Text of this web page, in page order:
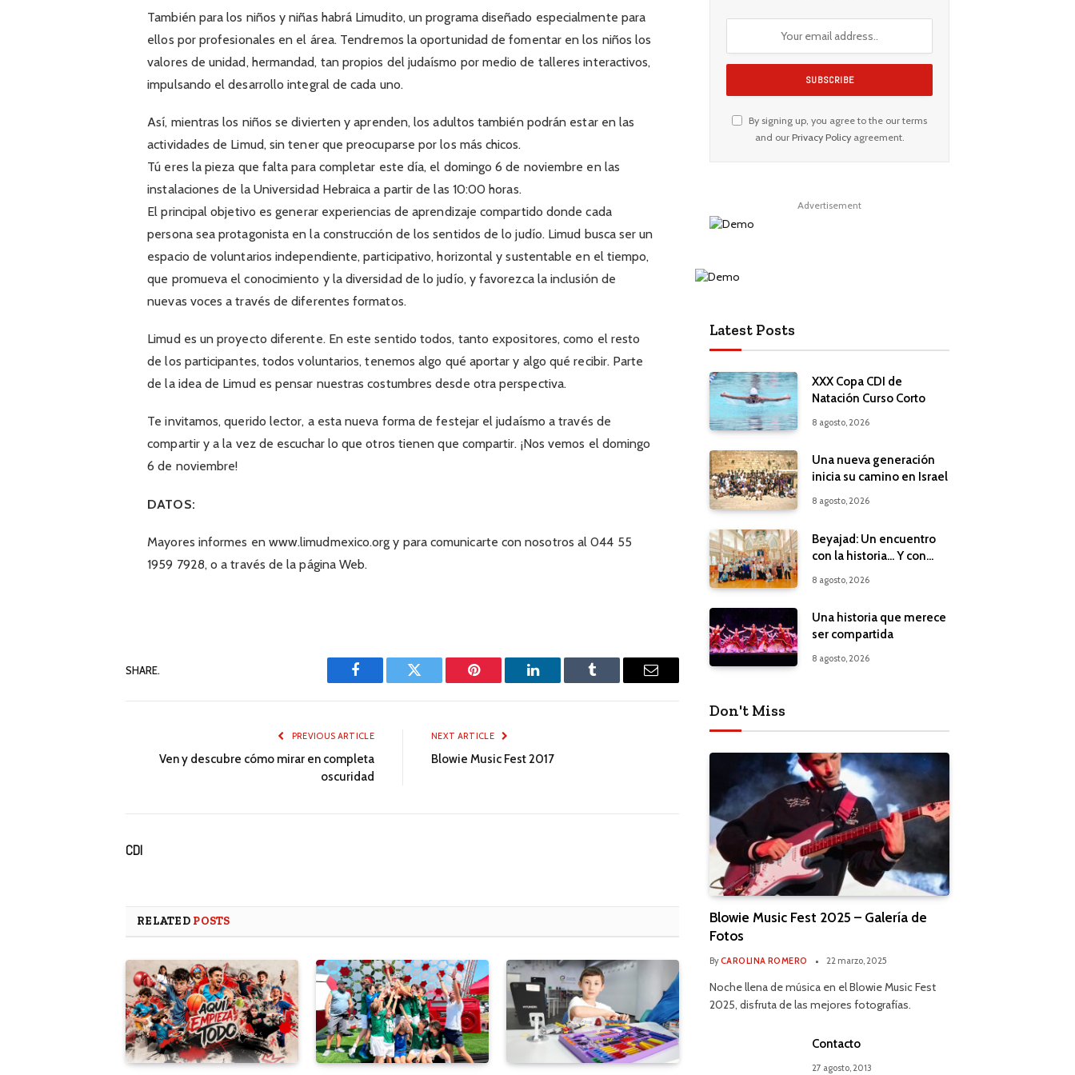
También para los niños y niñas habrá Limudito, un programa diseñado especialmente para
ellos por profesionales en el área. Tendremos la oportunidad de fomentar en los niños los
valores de unidad, hermandad, tan propios del judaísmo por medio de talleres interactivos,
impulsando el desarrollo integral de cada uno.
Así, mientras los niños se divierten y aprenden, los adultos también podrán estar en las
actividades de Limud, sin tener que preocuparse por los más chicos.
Tú eres la pieza que falta para completar este día, el domingo 6 de noviembre en las
instalaciones de la Universidad Hebraica a partir de las 10:00 horas.
El principal objetivo es generar experiencias de aprendizaje compartido donde cada
persona sea protagonista en la construcción de los sentidos de lo judío. Limud busca ser un
espacio de voluntarios independiente, participativo, horizontal y sustentable en el tiempo,
que promueva el conocimiento y la diversidad de lo judío, y favorezca la inclusión de
nuevas voces a través de diferentes formatos.
Limud es un proyecto diferente. En este sentido todos, tanto expositores, como el resto
de los participantes, todos voluntarios, tenemos algo qué aportar y algo qué recibir. Parte
de la idea de Limud es pensar nuestras costumbres desde otra perspectiva.
Te invitamos, querido lector, a esta nueva forma de festejar el judaísmo a través de
compartir y a la vez de escuchar lo que otros tienen que compartir. ¡Nos vemos el domingo
6 de noviembre!
DATOS:
Mayores informes en www.limudmexico.org y para comunicarte con nosotros al 044 55
1959 7928, o a través de la página Web.
SHARE.
Facebook Twitter Pinterest LinkedIn Tumblr Email
PREVIOUS ARTICLE
Ven y descubre cómo mirar en completa
oscuridad
NEXT ARTICLE
Blowie Music Fest 2017
CDI
RELATED POSTS
By signing up, you agree to the our terms
and our Privacy Policyagreement.
Advertisement
Latest Posts
XXX Copa CDI de
Natación Curso Corto
8 agosto, 2026
Una nueva generación
inicia su camino en Israel
8 agosto, 2026
Beyajad: Un encuentro
con la historia… Y con
nuestros propios
recuerdos
8 agosto, 2026
Una historia que merece
ser compartida
8 agosto, 2026
Don't Miss
Blowie Music Fest 2025 – Galería de
Fotos
ByCAROLINA ROMERO 22 marzo, 2025
Noche llena de música en el Blowie Music Fest
2025, disfruta de las mejores fotografías.
Contacto
27 agosto, 2013